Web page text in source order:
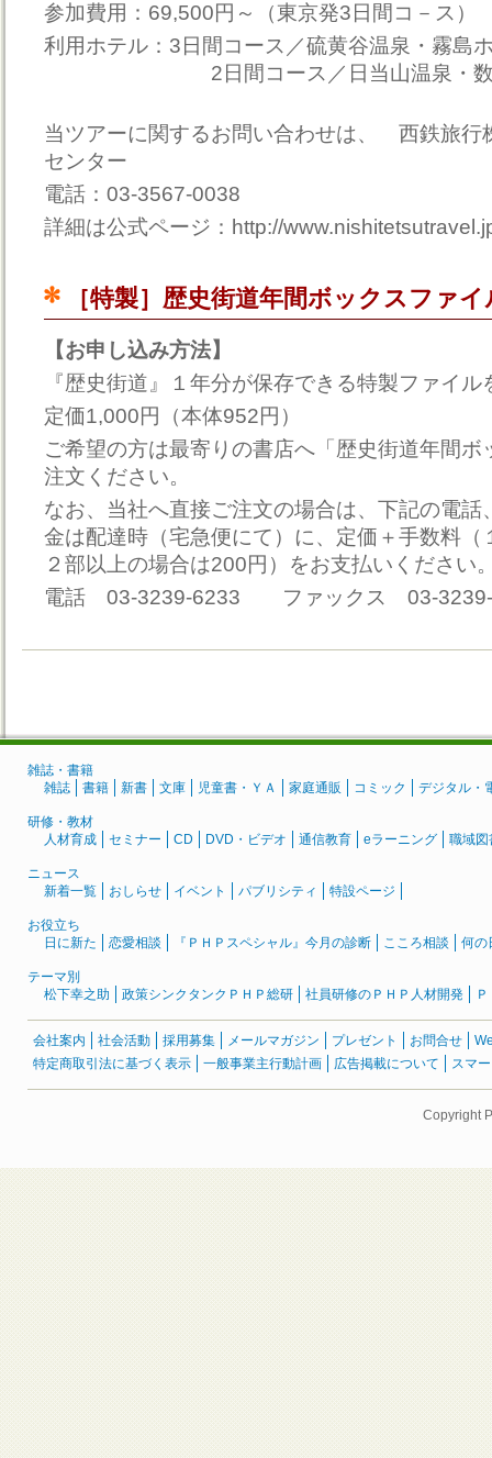
参加費用：69,500円～（東京発3日間コ－ス）
利用ホテル：3日間コース／硫黄谷温泉・霧島
2日間コース／日当山温泉・数寄
当ツアーに関するお問い合わせは、 西鉄旅
センター
電話：03-3567-0038
詳細は公式ページ：http://
［特製］歴史街道年間ボックスファイ
【お申し込み方法】
『歴史街道』１年分が保存できる特製ファイ
定価1,000円（本体952円）
ご希望の方は最寄りの書店へ「歴史街道年間ボ
注文ください。
なお、当社へ直接ご注文の場合は、下記の電話
金は配達時（宅急便にて）に、定価＋手数料（
２部以上の場合は200円）をお支払いください
電話 03-3239-6233 ファックス 03-3239-
雑誌・書籍
雑誌
書籍 新書 文庫 児童書・ＹＡ 家庭通販 コミック デジタル・
研修・教材
人材育成
セミナー CD DVD・ビデオ 通信教育 eラーニング 職域図
ニュース
新着一覧
おしらせ イベント パブリシティ 特設ページ
お役立ち
日に新た
恋愛相談 『ＰＨＰスペシャル』今月の診断 こころ相談 何の
テーマ別
松下幸之助
政策シンクタンクＰＨＰ総研 社員研修のＰＨＰ人材開発
会社案内 社会活動 採用募集 メールマガジン プレゼント お問合せ
特定商取引法に基づく表示
一般事業主行動計画 広告掲載について スマ
Copyright